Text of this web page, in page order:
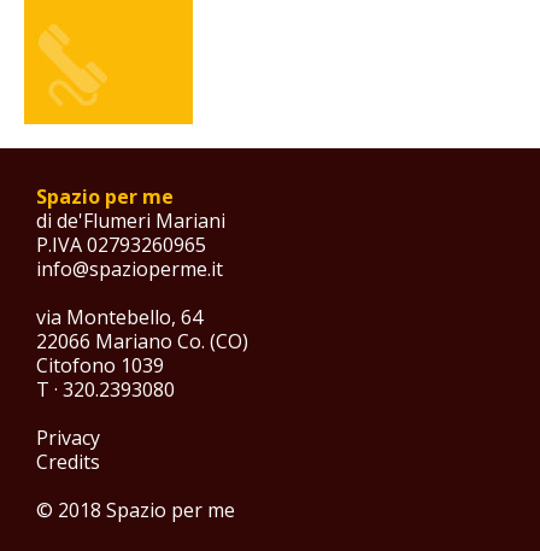
Spazio per me
di de'Flumeri Mariani
P.IVA 02793260965
info@spazioperme.it
via Montebello, 64
22066 Mariano Co. (CO)
Citofono 1039
T · 320.2393080
Privacy
Credits
© 2018 Spazio per me